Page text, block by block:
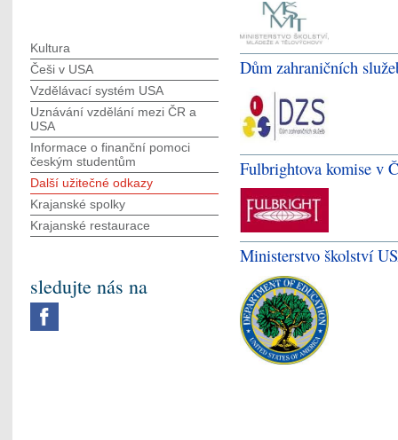
Dům zahraničních
Fulbrightova komise v
Ministerstvo školství
Kultura
Češi v USA
Vzdělávací systém USA
Uznávání vzdělání mezi ČR a
USA
Informace o finanční pomoci
českým studentům
Další užitečné odkazy
Krajanské spolky
Krajanské restaurace
sledujte nás na